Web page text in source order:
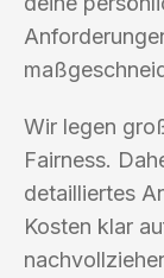
Wir legen
Fairness.
detailliertes
Kosten klar